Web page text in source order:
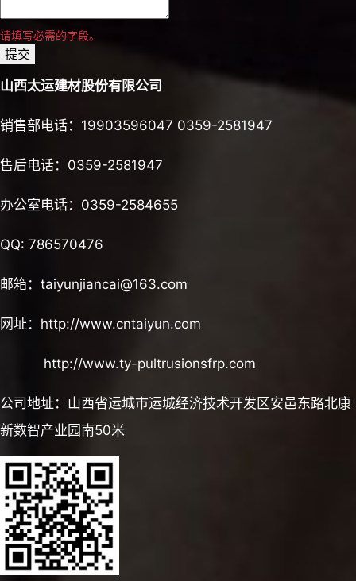
请填写必需的字段。
提交
山西太运建材股份有限公司
销售部电话：19903596047 0359-2581947
售后电话：0359-2581947
办公室电话：0359-2584655
QQ: 786570476
邮箱：taiyunjiancai@163.com
网址：http://www.cntaiyun.com
http://www.ty-pultrusionsfrp.com
公司地址：山西省运城市运城经济技术开发区安邑东路北康
新数智产业园南50米